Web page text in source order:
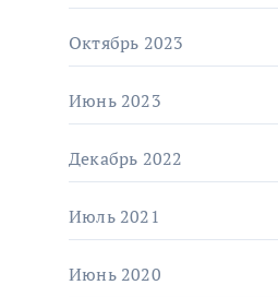
Октябрь 2023
Июнь 2023
Декабрь 2022
Июль 2021
Июнь 2020